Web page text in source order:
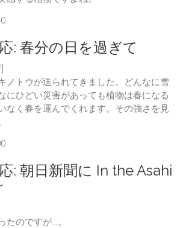
: 春分の日を過ぎて
ノトウが送られてきました。どんなに雪
にひどい災害があっても植物は春になる
なく春を運んでくれます。その強さを見
: 朝日新聞に In the Asahi
たのですが…。